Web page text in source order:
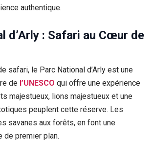
authentique.
d’Arly : Safari au Cœur de
safari, le Parc National d’Arly est une
de l’UNESCO qui offre une expérience
majestueux, lions majestueux et une
peuplent cette réserve. Les
savanes aux forêts, en font une
de premier plan.